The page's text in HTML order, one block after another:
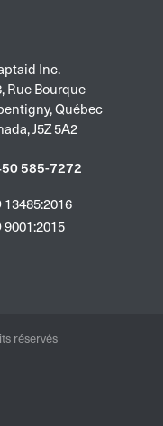
Inc.
Rue Bourque
Québec
J5Z 5A2
585-7272
13485:2016
9001:2015
réservés